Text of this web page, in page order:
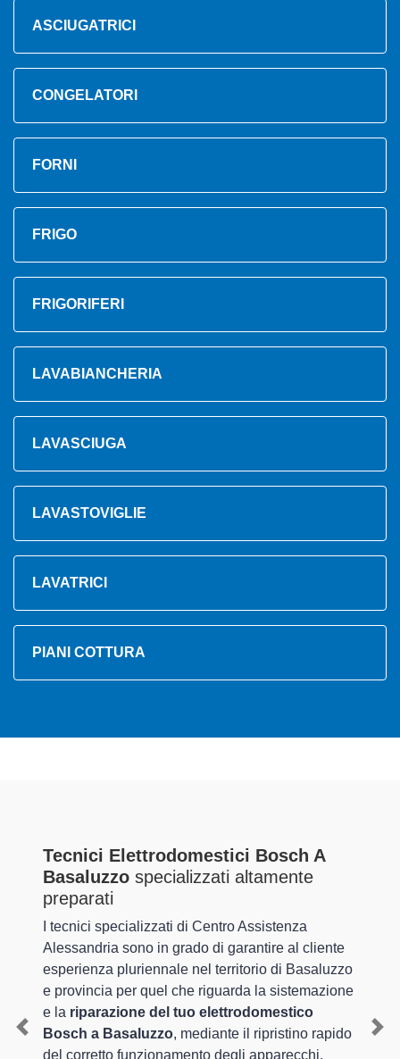
ASCIUGATRICI
CONGELATORI
FORNI
FRIGO
FRIGORIFERI
LAVABIANCHERIA
LAVASCIUGA
LAVASTOVIGLIE
LAVATRICI
PIANI COTTURA
Tecnici Elettrodomestici Bosch A
Basaluzzo specializzati altamente
preparati
I tecnici specializzati di Centro Assistenza
Alessandria sono in grado di garantire al cliente
esperienza pluriennale nel territorio di Basaluzzo
e provincia per quel che riguarda la sistemazione
e la riparazione del tuo elettrodomestico
Bosch a Basaluzzo, mediante il ripristino rapido
del corretto funzionamento degli apparecchi.
Previous